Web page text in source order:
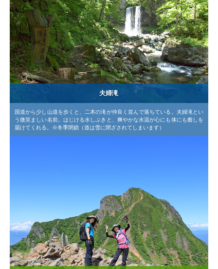
夫婦滝
国道から少し山道を歩くと、二本の滝が仲良く並んで落ちている。夫婦滝とい
う微笑ましい名前。はじける水しぶきと、爽やかな水温が心にも体にも癒しを
届けてくれる。※冬季閉鎖（道は雪に閉ざされてしまいます）